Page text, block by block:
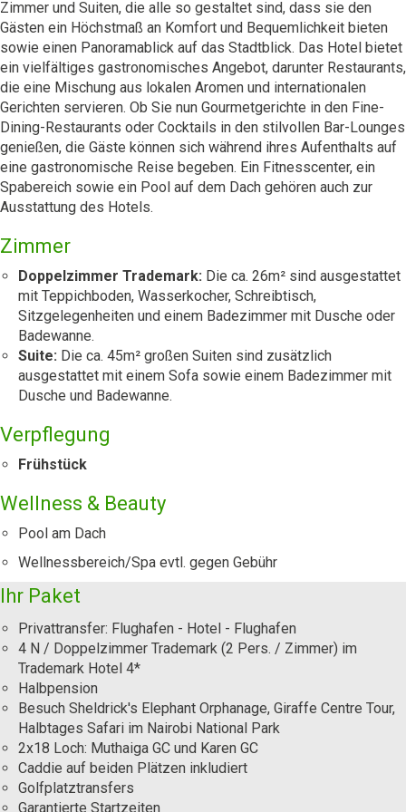
Zimmer und Suiten, die alle so gestaltet sind, dass sie den
Gästen ein Höchstmaß an Komfort und Bequemlichkeit bieten
sowie einen Panoramablick auf das Stadtblick. Das Hotel bietet
ein vielfältiges gastronomisches Angebot, darunter Restaurants,
die eine Mischung aus lokalen Aromen und internationalen
Gerichten servieren. Ob Sie nun Gourmetgerichte in den Fine-
Dining-Restaurants oder Cocktails in den stilvollen Bar-Lounges
genießen, die Gäste können sich während ihres Aufenthalts auf
eine gastronomische Reise begeben. Ein Fitnesscenter, ein
Spabereich sowie ein Pool auf dem Dach gehören auch zur
Ausstattung des Hotels.
Zimmer
Doppelzimmer Trademark: Die ca. 26m² sind ausgestattet
mit Teppichboden, Wasserkocher, Schreibtisch,
Sitzgelegenheiten und einem Badezimmer mit Dusche oder
Badewanne.
Suite: Die ca. 45m² großen Suiten sind zusätzlich
ausgestattet mit einem Sofa sowie einem Badezimmer mit
Dusche und Badewanne.
Verpflegung
Frühstück
Wellness & Beauty
Pool am Dach
Wellnessbereich/Spa evtl. gegen Gebühr
Ihr Paket
Privattransfer: Flughafen - Hotel - Flughafen
4 N / Doppelzimmer Trademark (2 Pers. / Zimmer) im
Trademark Hotel 4*
Halbpension
Besuch Sheldrick's Elephant Orphanage, Giraffe Centre Tour,
Halbtages Safari im Nairobi National Park
2x18 Loch: Muthaiga GC und Karen GC
Caddie auf beiden Plätzen inkludiert
Golfplatztransfers
Garantierte Startzeiten